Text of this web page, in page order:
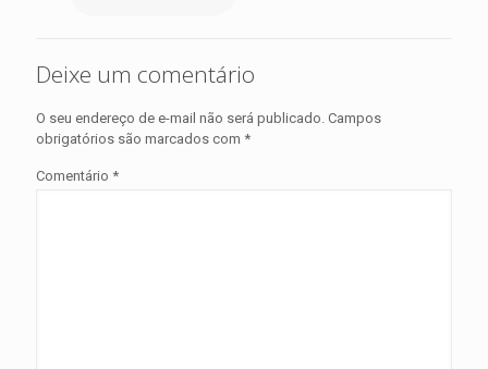
Deixe um comentário
O seu endereço de e-mail não será publicado. Campos
obrigatórios são marcados com *
Comentário *